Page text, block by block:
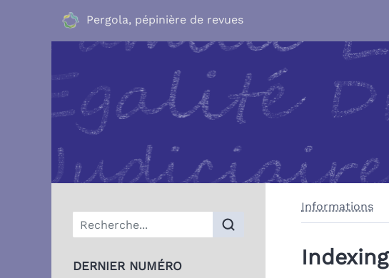
Pergola, pépinière de revues
Menu principal
DERNIER NUMÉRO
Informations
Indexing